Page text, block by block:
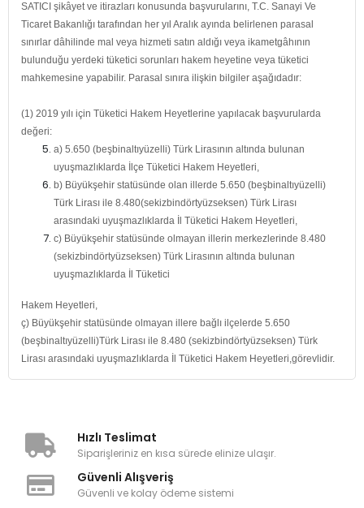
SATICI şikâyet ve itirazları konusunda başvurularını, T.C. Sanayi Ve
Ticaret Bakanlığı tarafından her yıl Aralık ayında belirlenen parasal
sınırlar dâhilinde mal veya hizmeti satın aldığı veya ikametgâhının
bulunduğu yerdeki tüketici sorunları hakem heyetine veya tüketici
mahkemesine yapabilir. Parasal sınıra ilişkin bilgiler aşağıdadır:
(1) 2019 yılı için Tüketici Hakem Heyetlerine yapılacak başvurularda
değeri:
a) 5.650 (beşbinaltıyüzelli) Türk Lirasının altında bulunan
uyuşmazlıklarda İlçe Tüketici Hakem Heyetleri,
b) Büyükşehir statüsünde olan illerde 5.650 (beşbinaltıyüzelli)
Türk Lirası ile 8.480(sekizbindörtyüzseksen) Türk Lirası
arasındaki uyuşmazlıklarda İl Tüketici Hakem Heyetleri,
c) Büyükşehir statüsünde olmayan illerin merkezlerinde 8.480
(sekizbindörtyüzseksen) Türk Lirasının altında bulunan
uyuşmazlıklarda İl Tüketici
Hakem Heyetleri,
ç) Büyükşehir statüsünde olmayan illere bağlı ilçelerde 5.650
(beşbinaltıyüzelli)Türk Lirası ile 8.480 (sekizbindörtyüzseksen) Türk
Lirası arasındaki uyuşmazlıklarda İl Tüketici Hakem Heyetleri,görevlidir.
Hızlı Teslimat
Siparişleriniz en kısa sürede elinize ulaşır.
Güvenli Alışveriş
Güvenli ve kolay ödeme sistemi